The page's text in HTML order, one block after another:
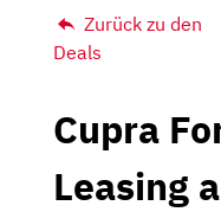
Zurück zu den
Deals
Cupra
Leasing